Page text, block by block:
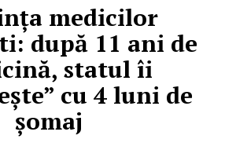
medicilor
după 11 ani de
statul îi
cu 4 luni de
șomaj